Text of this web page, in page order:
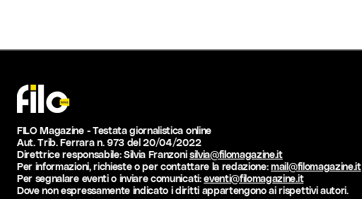
FILO Magazine - Testata giornalistica online
Aut. Trib. Ferrara n. 973 del 20/04/2022
Direttrice responsabile: Silvia Franzonisilvia@filomagazine.it
Per informazioni, richieste o per contattare la redazione:mail@filomagazine.it
Per segnalare eventi o inviare comunicati:eventi@filomagazine.it
Dove non espressamente indicato i diritti appartengono ai rispettivi autori.